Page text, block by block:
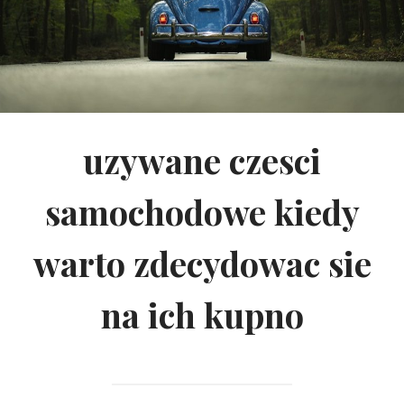
uzywane czesci
samochodowe kiedy
warto zdecydowac sie
na ich kupno